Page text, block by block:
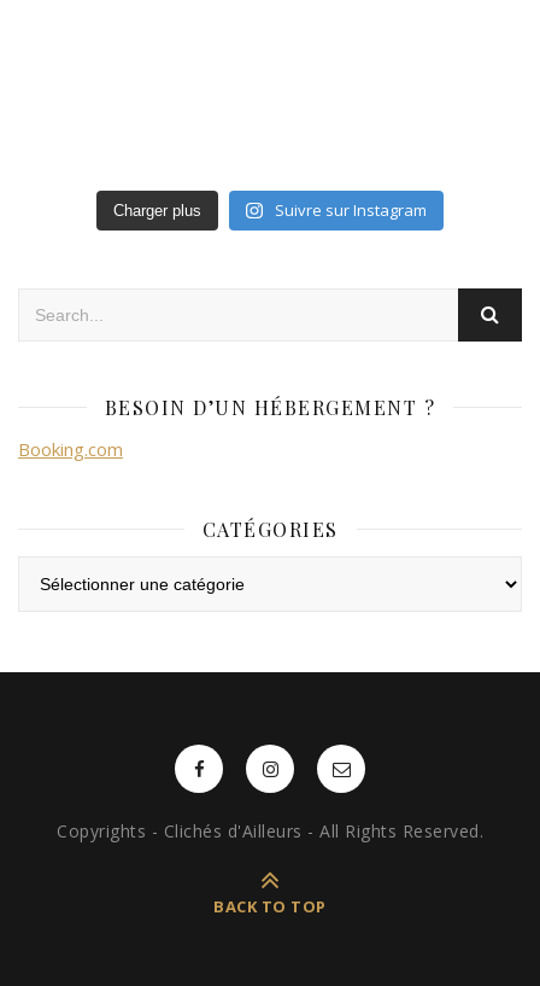
Charger plus Suivre sur Instagram
BESOIN D’UN HÉBERGEMENT ?
Booking.com
CATÉGORIES
Copyrights - Clichés d'Ailleurs - All Rights Reserved.
BACK TO TOP